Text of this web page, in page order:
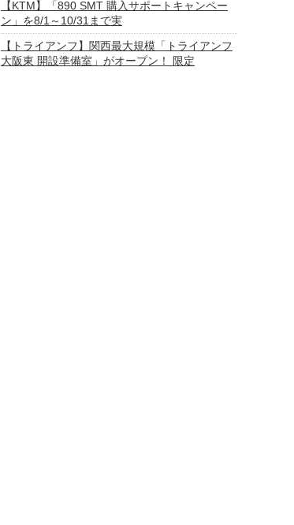
【KTM】「890 SMT 購入サポートキャンペー
ン」を8/1～10/31まで実
【トライアンフ】関西最大規模「トライアンフ
大阪東 開設準備室」がオープン！ 限定